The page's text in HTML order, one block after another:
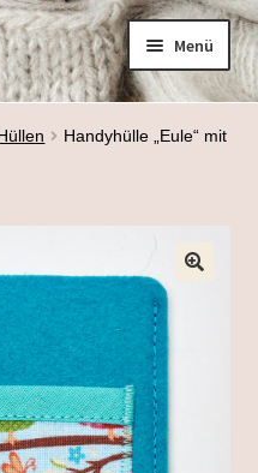
Menü
Handyhülle „Eule“ mit